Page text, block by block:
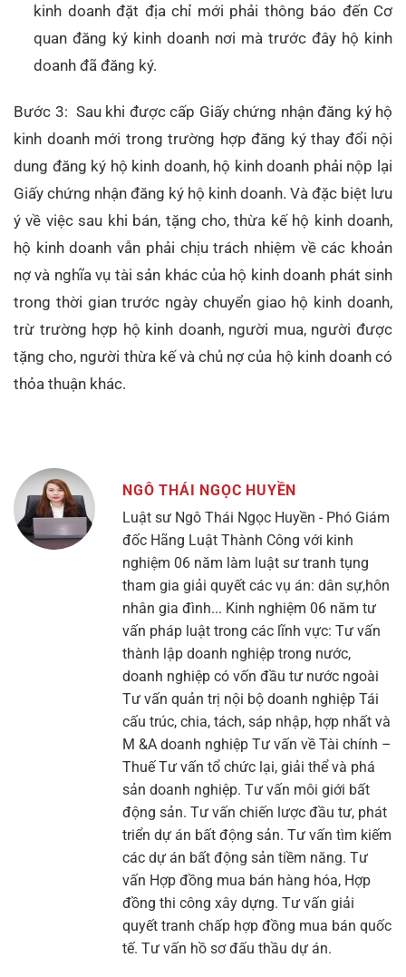
kinh doanh đặt địa chỉ mới phải thông báo đến Cơ
quan đăng ký kinh doanh nơi mà trước đây hộ kinh
doanh đã đăng ký.
Bước 3: Sau khi được cấp Giấy chứng nhận đăng ký hộ
kinh doanh mới trong trường hợp đăng ký thay đổi nội
dung đăng ký hộ kinh doanh, hộ kinh doanh phải nộp lại
Giấy chứng nhận đăng ký hộ kinh doanh. Và đặc biệt lưu
ý về việc sau khi bán, tặng cho, thừa kế hộ kinh doanh,
hộ kinh doanh vẫn phải chịu trách nhiệm về các khoản
nợ và nghĩa vụ tài sản khác của hộ kinh doanh phát sinh
trong thời gian trước ngày chuyển giao hộ kinh doanh,
trừ trường hợp hộ kinh doanh, người mua, người được
tặng cho, người thừa kế và chủ nợ của hộ kinh doanh có
thỏa thuận khác.
NGÔ THÁI NGỌC HUYỀN
Luật sư Ngô Thái Ngọc Huyền - Phó Giám
đốc Hãng Luật Thành Công với kinh
nghiệm 06 năm làm luật sư tranh tụng
tham gia giải quyết các vụ án: dân sự,hôn
nhân gia đình... Kinh nghiệm 06 năm tư
vấn pháp luật trong các lĩnh vực: Tư vấn
thành lập doanh nghiệp trong nước,
doanh nghiệp có vốn đầu tư nước ngoài
Tư vấn quản trị nội bộ doanh nghiệp Tái
cấu trúc, chia, tách, sáp nhập, hợp nhất và
M &A doanh nghiệp Tư vấn về Tài chính –
Thuế Tư vấn tổ chức lại, giải thể và phá
sản doanh nghiệp. Tư vấn môi giới bất
động sản. Tư vấn chiến lược đầu tư, phát
triển dự án bất động sản. Tư vấn tìm kiếm
các dự án bất động sản tiềm năng. Tư
vấn Hợp đồng mua bán hàng hóa, Hợp
đồng thi công xây dựng. Tư vấn giải
quyết tranh chấp hợp đồng mua bán quốc
tế. Tư vấn hồ sơ đấu thầu dự án.